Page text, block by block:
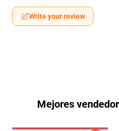
Write your review
Mejores